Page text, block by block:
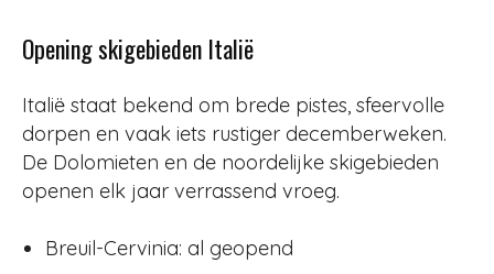
Opening skigebieden Italië
Italië staat bekend om brede pistes, sfeervolle
dorpen en vaak iets rustiger decemberweken.
De Dolomieten en de noordelijke skigebieden
openen elk jaar verrassend vroeg.
Breuil-Cervinia: al geopend